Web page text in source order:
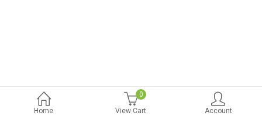
Home
0
View Cart
Account